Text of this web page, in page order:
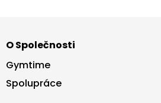
p
a
O Společnosti
Gymtime
Spolupráce